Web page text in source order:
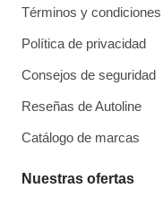
Términos y condiciones
Política de privacidad
Consejos de seguridad
Reseñas de Autoline
Catálogo de marcas
Nuestras ofertas